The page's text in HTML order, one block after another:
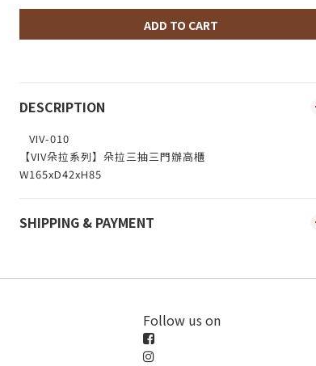
ADD TO CART
DESCRIPTION
VIV-010
【VIV朵拉系列】朵拉三抽三門辦高櫃
W165xD42xH85
SHIPPING & PAYMENT
Follow us on